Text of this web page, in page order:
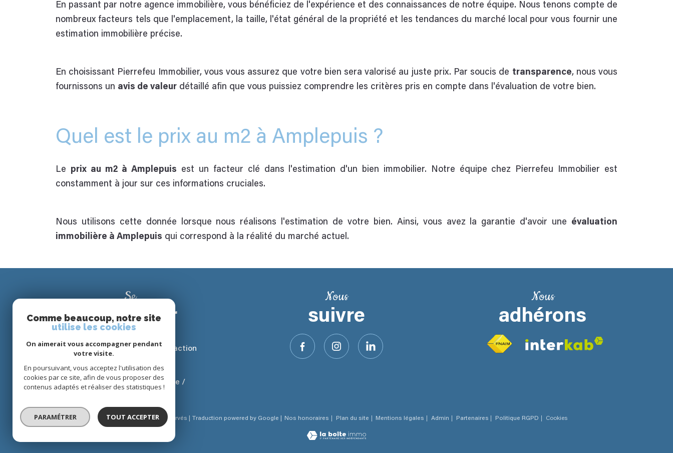
En passant par notre agence immobilière, vous bénéficiez de l'expérience et des connaissances de notre équipe. Nous tenons compte de
nombreux facteurs tels que l'emplacement, la taille, l'état général de la propriété et les tendances du marché local pour vous fournir une
estimation immobilière précise.
En choisissant Pierrefeu Immobilier, vous vous assurez que votre bien sera valorisé au juste prix. Par soucis de transparence, nous vous
fournissons un avis de valeur détaillé afin que vous puissiez comprendre les critères pris en compte dans l'évaluation de votre bien.
Quel est le prix au m2 à Amplepuis ?
Le prix au m2 à Amplepuis est un facteur clé dans l'estimation d'un bien immobilier. Notre équipe chez Pierrefeu Immobilier est
constamment à jour sur ces informations cruciales.
Nous utilisons cette donnée lorsque nous réalisons l'estimation de votre bien. Ainsi, vous avez la garantie d'avoir une évaluation
immobilière à Amplepuis qui correspond à la réalité du marché actuel.
Se
connecter
Espace Propriétaire Transaction
Espace Locataire
Espace Gestion / Syndic (Propriétaire /
Copropriétaire)
Nous
suivre
Nous
adhérons
© 2026 | Tous droits réservés | Traduction powered by Google | Nos honoraires Plan du site Mentions légales Admin Partenaires Politique RGPD Cookies
Comme beaucoup, notre site
utilise les cookies
On aimerait vous accompagner pendant
votre visite.
En poursuivant, vous acceptez l'utilisation des
cookies par ce site, afin de vous proposer des
contenus adaptés et réaliser des statistiques !
PARAMÉTRER TOUT ACCEPTER